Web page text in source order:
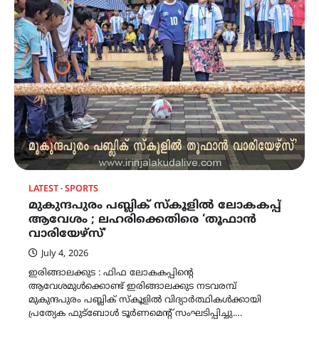
LATEST SPORTS
മുകുന്ദപുരം പബ്ലിക് സ്കൂളിൽ ലോകകപ്പ്
ആവേശം ; ലഹരിക്കെതിരെ ‘തൂഫാൻ
വാരിയേഴ്സ്’
July 4, 2026
ഇരിങ്ങാലക്കുട : ഫിഫ ലോകകപ്പിന്റെ
ആവേശമുൾക്കൊണ്ട് ഇരിങ്ങാലക്കുട നടവരമ്പ്
മുകുന്ദപുരം പബ്ലിക് സ്കൂളിൽ വിദ്യാർത്ഥികൾക്കായി
പ്രത്യേക ഫുട്ബോൾ ടൂർണമെന്റ് സംഘടിപ്പിച്ചു.…